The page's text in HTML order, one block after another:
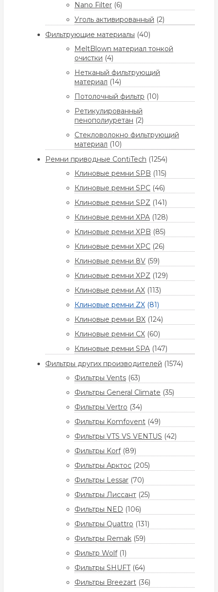
Nano Filter (6)
Уголь активированный (2)
Фильтрующие материалы (40)
MeltBlown материал тонкой
очистки (4)
Нетканый фильтрующий
материал (14)
Потолочный фильтр (10)
Ретикулированный
пенополиуретан (2)
Стекловолокно фильтрующий
материал (10)
Ремни приводные ContiTech (1254)
Клиновые ремни SPB (115)
Клиновые ремни SPC (46)
Клиновые ремни SPZ (141)
Клиновые ремни XPA (128)
Клиновые ремни XPB (85)
Клиновые ремни XPC (26)
Клиновые ремни 8V (59)
Клиновые ремни XPZ (129)
Клиновые ремни AX (113)
Клиновые ремни ZX (81)
Клиновые ремни BX (124)
Клиновые ремни CX (60)
Клиновые ремни SPA (147)
Фильтры других производителей (1574)
Фильтры Vents (63)
Фильтры General Climate (35)
Фильтры Vertro (34)
Фильтры Komfovent (49)
Фильтры VTS VS VENTUS (42)
Фильтры Korf (89)
Фильтры Арктос (205)
Фильтры Lessar (70)
Фильтры Лиссант (25)
Фильтры NED (106)
Фильтры Quattro (131)
Фильтры Remak (59)
Фильтр Wolf (1)
Фильтры SHUFT (64)
Фильтры Breezart (36)